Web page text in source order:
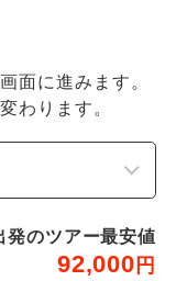
面に進みます。
わります。
発のツアー最安値
92,000 円